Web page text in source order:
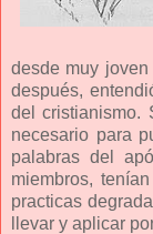
desde muy
después,
del cristianismo.
necesario para
palabras del
miembros,
practicas
llevar y aplicar